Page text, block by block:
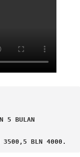
5 BULAN
BLN 4000.